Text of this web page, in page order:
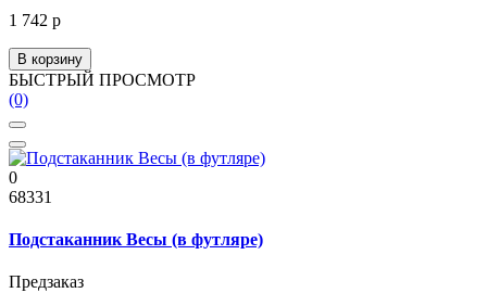
1 742 р
В корзину
БЫСТРЫЙ ПРОСМОТР
(0)
0
68331
Подстаканник Весы (в футляре)
Предзаказ